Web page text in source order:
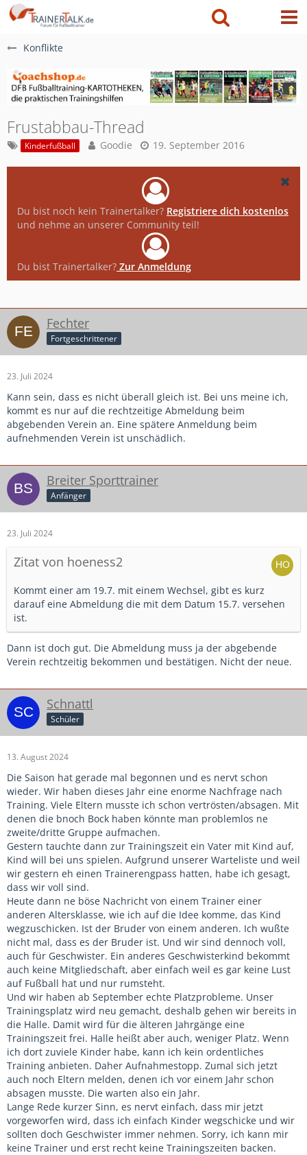
Konflikte
Frustabbau-Thread
Kinderfußball Goodie 19. September 2016
Du bist noch kein Trainertalker? Registriere dich kostenlos
und nehme an unserer Community teil!
Du bist Trainertalker? Zur Anmeldung
Fechter
Fortgeschrittener
23. Juli 2024
Kann sein, dass es nicht überall gleich ist. Bei uns meine ich,
kommt es nur auf die rechtzeitige Abmeldung beim
abgebenden Verein an. Eine spätere Anmeldung beim
aufnehmenden Verein ist unschädlich.
Breiter Sporttrainer
Anfänger
23. Juli 2024
Zitat von hoeness2
Kommt einer am 19.7. mit einem Wechsel, gibt es kurz
darauf eine Abmeldung die mit dem Datum 15.7. versehen
ist.
Dann ist doch gut. Die Abmeldung muss ja der abgebende
Verein rechtzeitig bekommen und bestätigen. Nicht der neue.
Schnattl
Schüler
13. August 2024
Die Saison hat gerade mal begonnen und es nervt schon
wieder. Wir haben dieses Jahr eine enorme Nachfrage nach
Training. Viele Eltern musste ich schon vertrösten/absagen. Mit
denen die bnoch Bock haben könnte man problemlos ne
zweite/dritte Gruppe aufmachen.
Gestern tauchte dann zur Trainingszeit ein Vater mit Kind auf,
Kind will bei uns spielen. Aufgrund unserer Warteliste und weil
wir gestern eh einen Trainerengpass hatten, habe ich gesagt,
dass wir voll sind.
Heute dann ne böse Nachricht von einem Trainer einer
anderen Altersklasse, wie ich auf die Idee komme, das Kind
wegzuschicken. Ist der Bruder von einem anderen. Ich wußte
nicht mal, dass es der Bruder ist. Und wir sind dennoch voll,
auch für Geschwister. Ein anderes Geschwisterkind bekommt
auch keine Mitgliedschaft, aber einfach weil es gar keine Lust
auf Fußball hat und nur rumsteht.
Und wir haben ab September echte Platzprobleme. Unser
Trainingsplatz wird neu gemacht, deshalb gehen wir bereits in
die Halle. Damit wird für die älteren Jahrgänge eine
Trainingszeit frei. Halle heißt aber auch, weniger Platz. Wenn
ich dort zuviele Kinder habe, kann ich kein ordentliches
Training anbieten. Daher Aufnahmestopp. Zumal sich jetzt
auch noch Eltern melden, denen ich vor einem Jahr schon
absagen musste. Die warten also ein Jahr.
Lange Rede kurzer Sinn, es nervt einfach, dass mir jetzt
vorgeworfen wird, dass ich einfach Kinder wegschicke und wir
sollten doch Geschwister immer nehmen. Sorry, ich kann mir
keine Trainer und erst recht keine Trainingszeiten backen.